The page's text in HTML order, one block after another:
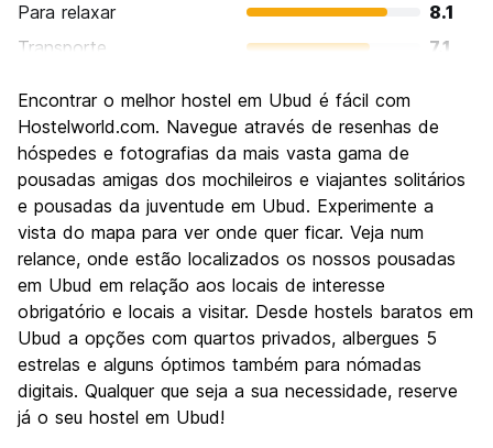
Para relaxar
8.1
Transporte
7.1
Cultura
7.7
Festas / vida noturna
Custo-beneficio
7.8
Encontrar o melhor hostel em Ubud é fácil com
Hostelworld.com. Navegue através de resenhas de
hóspedes e fotografias da mais vasta gama de
pousadas amigas dos mochileiros e viajantes solitários
e pousadas da juventude em Ubud. Experimente a
vista do mapa para ver onde quer ficar. Veja num
relance, onde estão localizados os nossos pousadas
em Ubud em relação aos locais de interesse
obrigatório e locais a visitar. Desde hostels baratos em
Ubud a opções com quartos privados, albergues 5
estrelas e alguns óptimos também para nómadas
digitais. Qualquer que seja a sua necessidade, reserve
já o seu hostel em Ubud!